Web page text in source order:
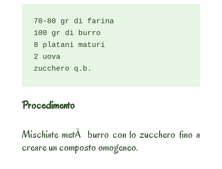
70-80 gr di farina
100 gr di burro
8 platani maturi
2 uova
zucchero q.b.
Procedimento
Mischiate metÃ burro con lo zucchero fino a
creare un composto omogeneo.